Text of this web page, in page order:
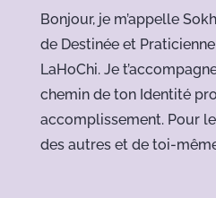
Bonjour, je m’appelle
de Destinée et
LaHoChi. Je
chemin de ton Identité
accomplissement. Pour
des autres et de toi-